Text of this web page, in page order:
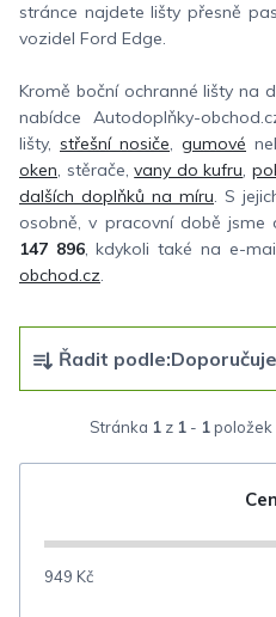
stránce najdete lišty přesně
vozidel Ford Edge.
Kromě boční ochranné lišty na
nabídce Autodoplňky-
lišty, střešní nosiče, gumové
oken, stěrače,vany do kufru,
dalších doplňků na míru. S
osobně, v pracovní době jsme
147 896, kdykoli také na e-
obchod.cz.
Stránka 1z 1- 1položek
a
e
Řadit podle:
949 Kč